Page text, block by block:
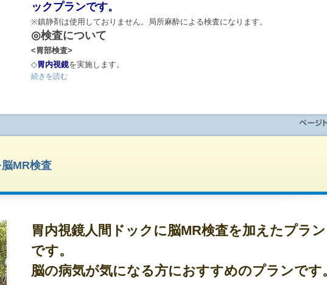
ックプランです。
※鎮静剤は使用しておりません。局所麻酔による検査になります。
◎検査について
<胃部検査>
◇胃内視鏡を実施します。
◇婦人科検診や腫瘍マーカーなどのオプションも幅広く取り揃えております。
(ご希望される方は、予約内容入力画面からご選択ください)
◎検査時間について
◎その他のポイント
◇日本人間ドック・予防医療学会が推奨する検査基準をクリアしております。
◇提携有料駐車場(サービス券)あり。
続きを読む
脳MR検査
胃内視鏡人間ドックに脳MR検査を加えたプラン
です。
脳の病気が気になる方におすすめのプランです